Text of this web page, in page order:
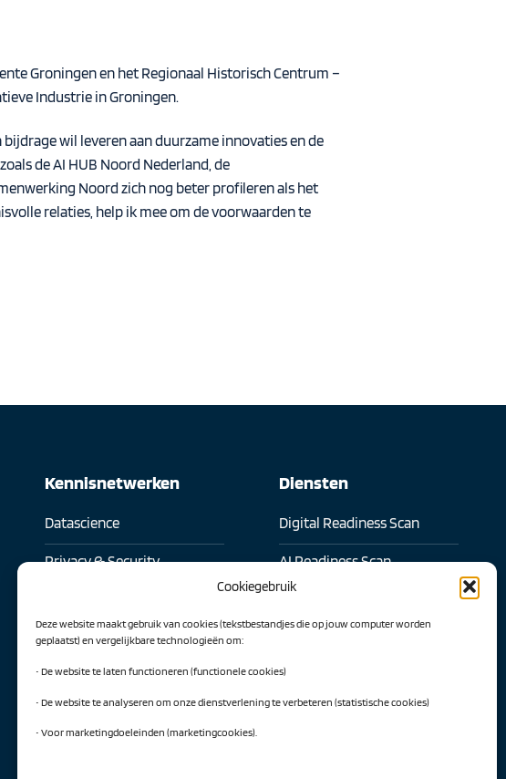
Cookiegebruik
Deze website maakt gebruik van cookies (tekstbestandjes die op jouw computer worden
geplaatst) en vergelijkbare technologieën om:
• De website te laten functioneren (functionele cookies)
• De website te analyseren om onze dienstverlening te verbeteren (statistische cookies)
• Voor marketingdoeleinden (marketingcookies).
Groningen en het Regionaal Historisch Centrum –
Industrie in Groningen.
wil leveren aan duurzame innovaties en de
de AI HUB Noord Nederland, de
Noord zich nog beter profileren als het
relaties, help ik mee om de voorwaarden te
Kennisnetwerken
Datascience
Privacy & Security
Digitale transformatie
Artificial Intelligence
Diensten
Digital Readiness Scan
AI Readiness Scan